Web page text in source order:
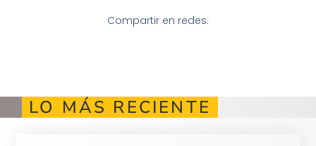
Compartir en redes:
LO MÁS RECIENTE